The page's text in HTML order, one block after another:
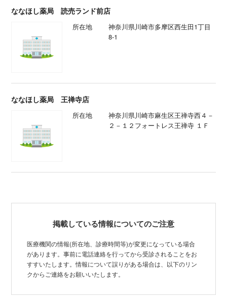
ななほし薬局 読売ランド前店
所在地
神奈川県川崎市多摩区西生田1丁目
8-1
ななほし薬局 王禅寺店
所在地
神奈川県川崎市麻生区王禅寺西４－
２－１２フォートレス王禅寺 １Ｆ
掲載している情報についてのご注意
医療機関の情報(所在地、診療時間等)が変更になっている場合
があります。事前に電話連絡を行ってから受診されることをお
すすいたします。情報について誤りがある場合は、以下のリン
クからご連絡をお願いいたします。